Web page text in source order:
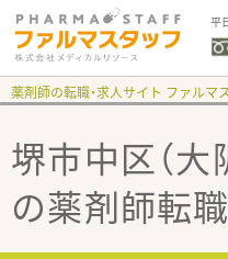
平
薬剤師の転職・求人サイト ファルマ
堺市中区（大
の薬剤師転